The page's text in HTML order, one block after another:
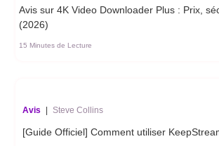
Avis sur 4K Video Downloader Plus : Prix,
(2026)
15 Minutes de Lecture
Avis Steve Collins
[Guide Officiel] Comment utiliser